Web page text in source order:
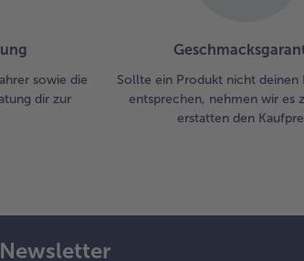
sowie die
dir zur
Sollte ein Produkt nicht deinen
entsprechen, nehmen wir es
erstatten den
Newsletter